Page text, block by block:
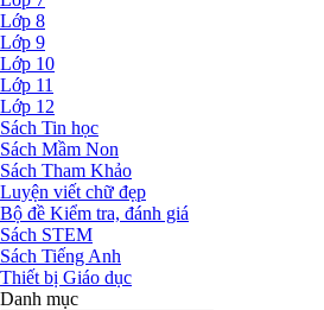
Lớp 8
Lớp 9
Lớp 10
Lớp 11
Lớp 12
Sách Tin học
Sách Mầm Non
Sách Tham Khảo
Luyện viết chữ đẹp
Bộ đề Kiểm tra, đánh giá
Sách STEM
Sách Tiếng Anh
Thiết bị Giáo dục
Danh mục